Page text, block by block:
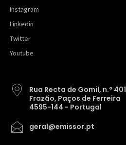
Instagram
Linkedin
Twitter
Youtube
Rua Recta de Gomil, n.º 401
Frazão, Paços de Ferreira
4595-144 - Portugal
geral@emissor.pt